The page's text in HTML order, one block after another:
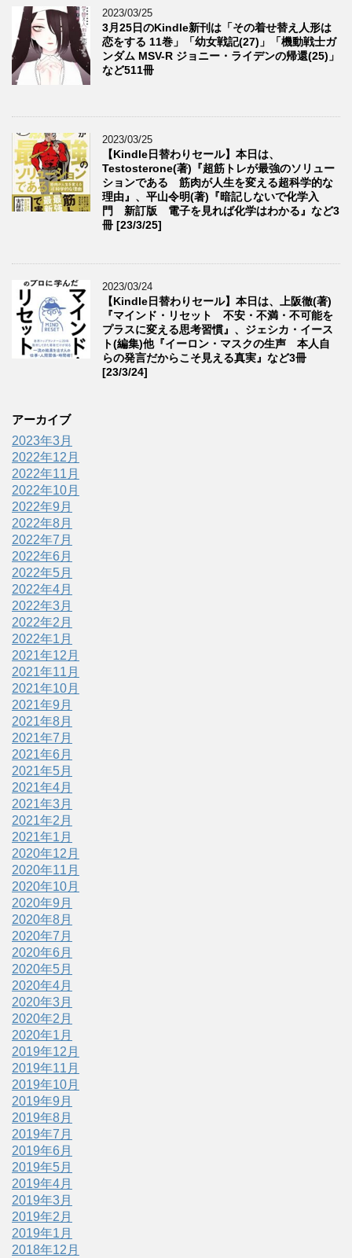
2023/03/25
3月25日のKindle新刊は「その着せ替え人形は
恋をする 11巻」「幼女戦記(27)」「機動戦士ガ
ンダム MSV-R ジョニー・ライデンの帰還(25)」
など511冊
2023/03/25
【Kindle日替わりセール】本日は、
Testosterone(著)『超筋トレが最強のソリュー
ションである 筋肉が人生を変える超科学的な
理由』、平山令明(著)『暗記しないで化学入
門 新訂版 電子を見れば化学はわかる』など3
冊 [23/3/25]
2023/03/24
【Kindle日替わりセール】本日は、上阪徹(著)
『マインド・リセット 不安・不満・不可能を
プラスに変える思考習慣』、ジェシカ・イース
ト(編集)他『イーロン・マスクの生声 本人自
らの発言だからこそ見える真実』など3冊
[23/3/24]
アーカイブ
2023年3月
2022年12月
2022年11月
2022年10月
2022年9月
2022年8月
2022年7月
2022年6月
2022年5月
2022年4月
2022年3月
2022年2月
2022年1月
2021年12月
2021年11月
2021年10月
2021年9月
2021年8月
2021年7月
2021年6月
2021年5月
2021年4月
2021年3月
2021年2月
2021年1月
2020年12月
2020年11月
2020年10月
2020年9月
2020年8月
2020年7月
2020年6月
2020年5月
2020年4月
2020年3月
2020年2月
2020年1月
2019年12月
2019年11月
2019年10月
2019年9月
2019年8月
2019年7月
2019年6月
2019年5月
2019年4月
2019年3月
2019年2月
2019年1月
2018年12月